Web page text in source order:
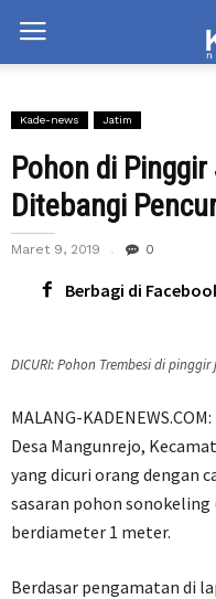
Kade-news Jatim
Pohon di
Ditebangi
Maret 9, 2019 0
Berbagi di
DICURI: Pohon Trembesi di
MALANG-
Desa Mangunrejo,
yang dicuri orang dengan
sasaran pohon sonokeling
berdiameter 1 meter.
Berdasar pengamatan di